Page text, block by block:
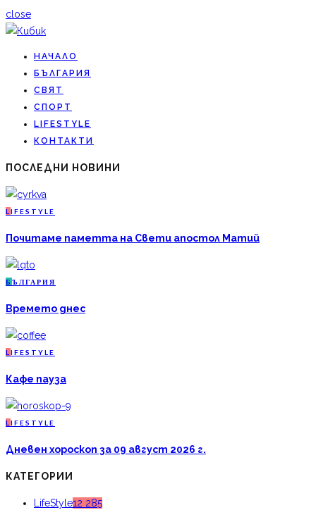
close
НАЧАЛО
БЪЛГАРИЯ
СВЯТ
СПОРТ
LIFESTYLE
КОНТАКТИ
ПОСЛЕДНИ НОВИНИ
L IFESTYLE
Почитаме паметта на Свети апостол Матий
Б ЪЛГАРИЯ
Времето днес
L IFESTYLE
Кафе пауза
L IFESTYLE
Дневен хороскоп за 09 август 2026 г.
КАТЕГОРИИ
LifeStyle12 285